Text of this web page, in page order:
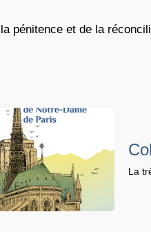
pénitence et de la
La